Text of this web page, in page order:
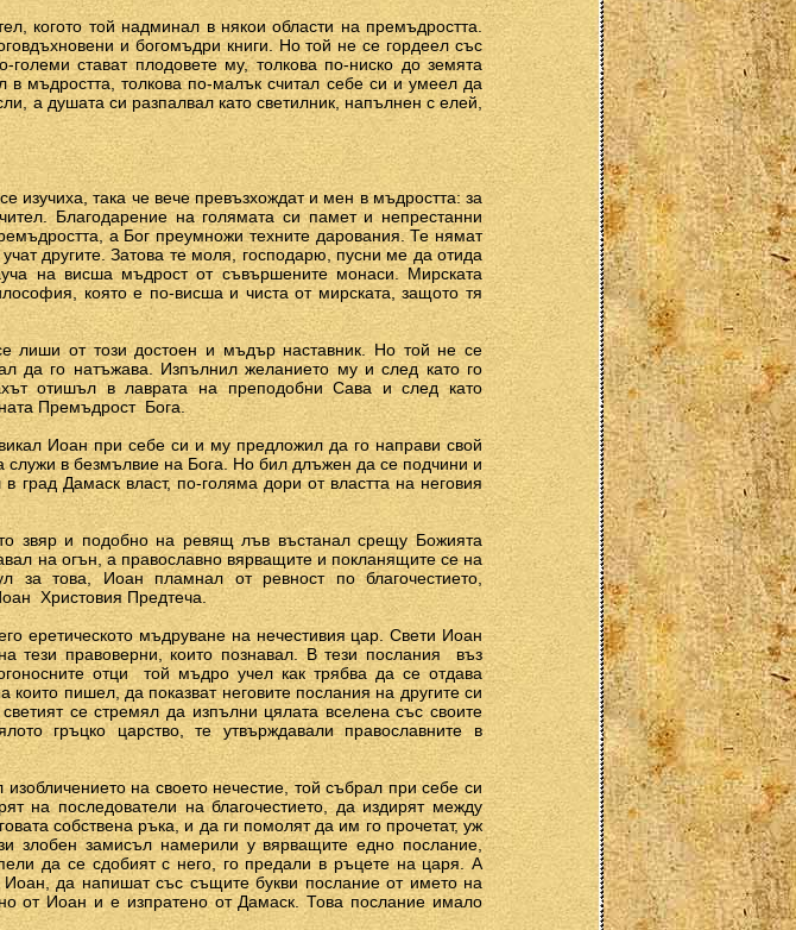
когото той надминал в някои области на премъдростта.
и богомъдри книги. Но той не се гордеел със
стават плодовете му, толкова по-ниско до земята
в мъдростта, толкова по-малък считал себе си и умеел да
а душата си разпалвал като светилник, напълнен с елей,
изучиха, така че вече превъзхождат и мен в мъдростта: за
Благодарение на голямата си памет и непрестанни
а Бог преумножи техните дарования. Те нямат
другите. Затова те моля, господарю, пусни ме да отида
на висша мъдрост от съвършените монаси. Мирската
която е по-висша и чиста от мирската, защото тя
от този достоен и мъдър наставник. Но той не се
да го натъжава. Изпълнил желанието му и след като го
отишъл в лаврата на преподобни Сава и след като
Премъдрост ­ Бога.
Иоан при себе си и му предложил да го направи свой
служи в безмълвие на Бога. Но бил длъжен да се подчини и
град Дамаск власт, по-голяма дори от властта на неговия
звяр и подобно на ревящ лъв въстанал срещу Божията
на огън, а православно вярващите и покланящите се на
за това, Иоан пламнал от ревност по благочестието,
Христовия Предтеча.
еретическото мъдруване на нечестивия цар. Свети Иоан
тези правоверни, които познавал. В тези послания ­ въз
отци ­ той мъдро учел как трябва да се отдава
пишел, да показват неговите послания на другите си
се стремял да изпълни цялата вселена със своите
гръцко царство, те утвърждавали православните в
на своето нечестие, той събрал при себе си
на последователи на благочестието, да издирят между
собствена ръка, и да ги помолят да им го прочетат, уж
злобен замисъл намерили у вярващите едно послание,
да се сдобият с него, го предали в ръцете на царя. А
Иоан, да напишат със същите букви послание от името на
от Иоан и е изпратено от Дамаск. Това послание имало